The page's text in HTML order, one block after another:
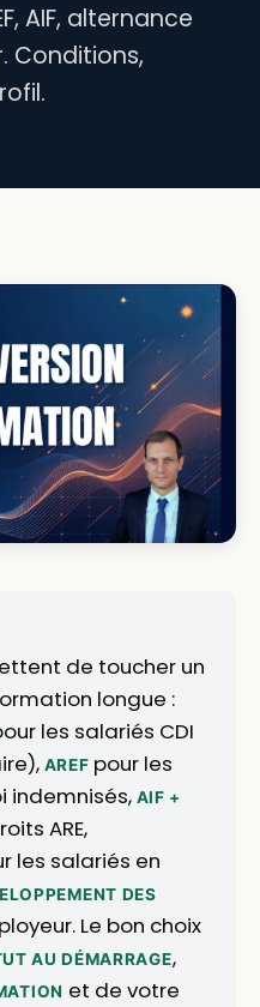
AIF, alternance
Conditions,
de toucher un
longue :
les salariés CDI
AREF pour les
indemnisés, AIF +
ARE,
les salariés en
DES
Le bon choix
AU DÉMARRAGE,
et de votre